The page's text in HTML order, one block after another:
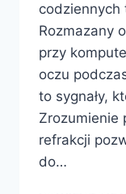
Rozmazany
przy
oczu
to sygnały,
Zrozumienie
refrakcji
do…